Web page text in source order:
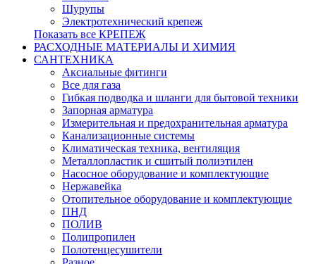
Шурупы
Электротехнический крепеж
Показать все КРЕПЕЖ
РАСХОДНЫЕ МАТЕРИАЛЫ И ХИМИЯ
САНТЕХНИКА
Аксиальные фитинги
Все для газа
Гибкая подводка и шланги для бытовой техники
Запорная арматура
Измерительная и предохранительная арматура
Канализационные системы
Климатическая техника, вентиляция
Металлопластик и сшитый полиэтилен
Насосное оборудование и комплектующие
Нержавейка
Отопительное оборудование и комплектующие
ПНД
ПОЛИВ
Полипропилен
Полотенцесушители